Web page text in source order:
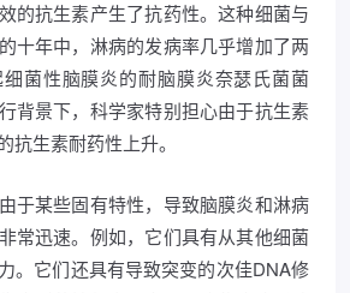
的抗生素产生了抗药性。这种细菌与
十年中，淋病的发病率几乎增加了两
菌性脑膜炎的耐脑膜炎奈瑟氏菌菌
背景下，科学家特别担心由于抗生素
抗生素耐药性上升。
于某些固有特性，导致脑膜炎和淋病
常迅速。例如，它们具有从其他细菌
。它们还具有导致突变的次佳DNA修